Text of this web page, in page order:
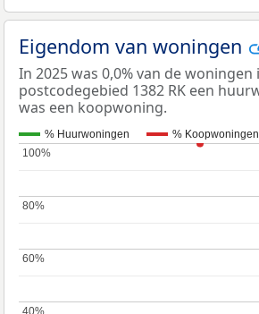
Eigendom van woningen
In 2025 was 0,0% van de woningen
postcodegebied 1382 RK een
was een koopwoning.
% Huurwoningen % Koopwoningen
40%
40%
60%
60%
80%
80%
100%
100%